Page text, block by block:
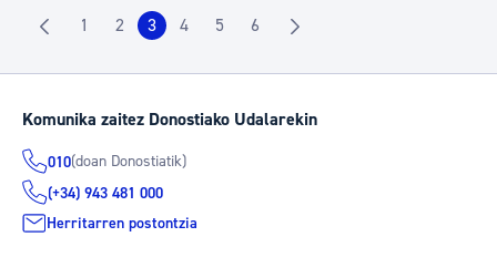
Orrialdea
1 Orrialdea
2 Orrialdea
3 Orrialdea
4 Orrialdea
5 Orrialdea
6
Komunika zaitez Donostiako Udalarekin
010(doan Donostiatik)
(+34) 943 481 000
Herritarren postontzia